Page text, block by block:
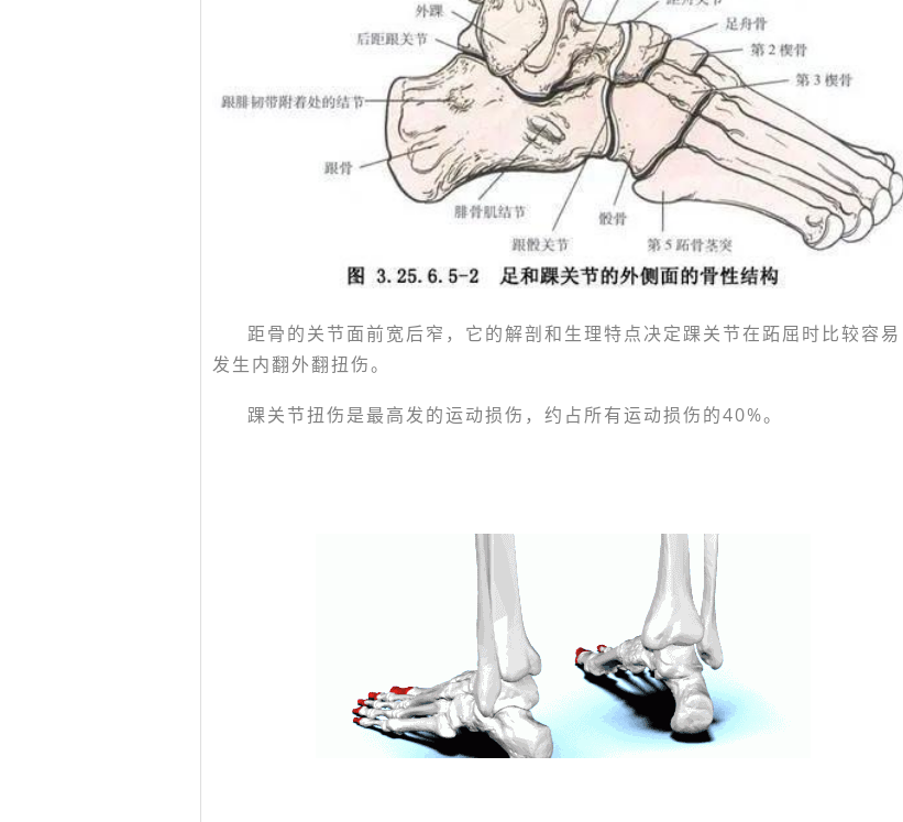
距骨的关节面前宽后窄，它的解剖和生理特点决定踝关节在跖屈时比较容易
发生内翻外翻扭伤。
踝关节扭伤是最高发的运动损伤，约占所有运动损伤的40%。